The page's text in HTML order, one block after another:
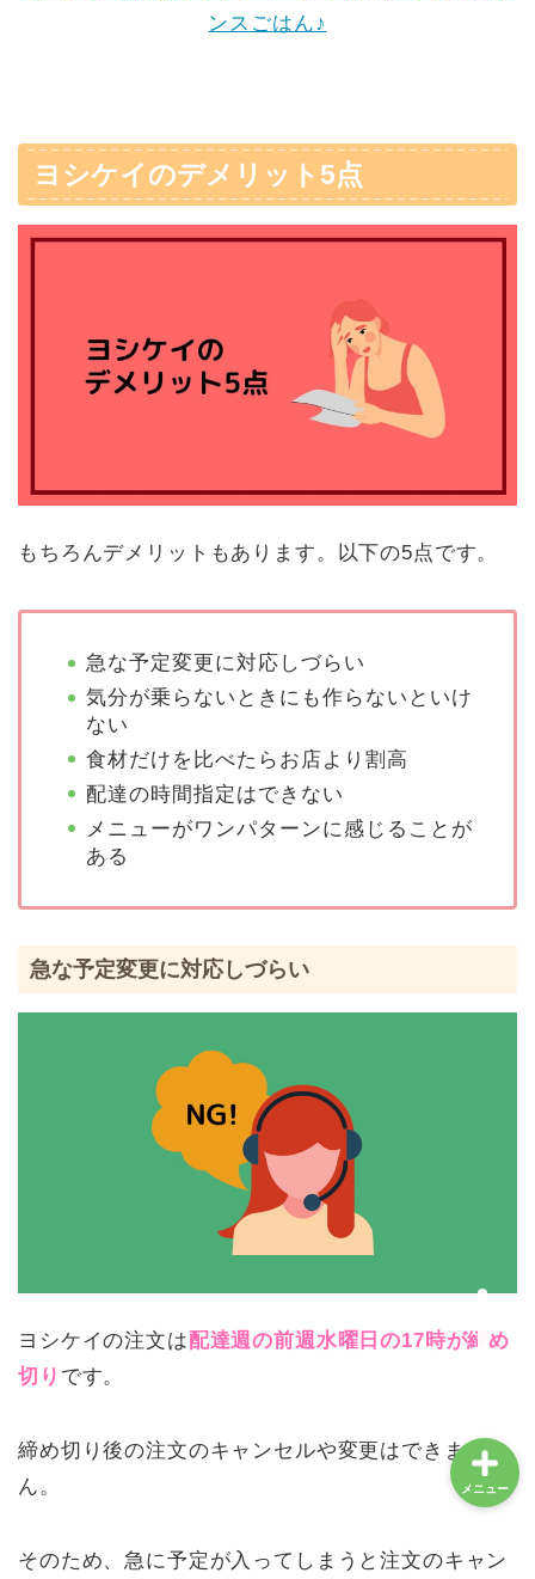
ンスごはん♪
ヨシケイのデメリット5点
もちろんデメリットもあります。以下の5点です。
急な予定変更に対応しづらい
気分が乗らないときにも作らないといけ
ない
食材だけを比べたらお店より割高
配達の時間指定はできない
メニューがワンパターンに感じることが
ある
急な予定変更に対応しづらい
ヨシケイの注文は配達週の前週水曜日の17時が締め
切り です。
締め切り後の注文のキャンセルや変更はできませ
ん。
そのため、急に予定が入ってしまうと注文のキャン
メニュー
オススメ品
ふるさと納税
不登校